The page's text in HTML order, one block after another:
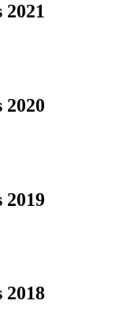
2019
2018